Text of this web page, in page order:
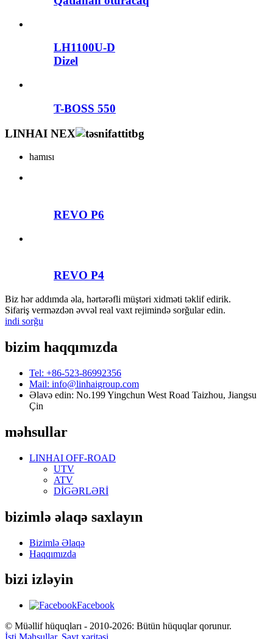
LH1100U-D
Dizel
T-BOSS 550
LINHAI NEX
hamısı
REVO P6
REVO P4
Biz hər addımda əla, hərtərəfli müştəri xidməti təklif edirik.
Sifariş verməzdən əvvəl real vaxt rejimində sorğular edin.
indi sorğu
bizim haqqımızda
Tel: +86-523-86992356
Mail: info@linhaigroup.com
Əlavə edin: No.199 Yingchun West Road Taizhou, Jiangsu
Çin
məhsullar
LINHAI OFF-ROAD
UTV
ATV
DİGƏRLƏRİ
bizimlə əlaqə saxlayın
Bizimlə Əlaqə
Haqqımızda
bizi izləyin
Facebook
© Müəllif hüquqları - 2010-2026: Bütün hüquqlar qorunur.